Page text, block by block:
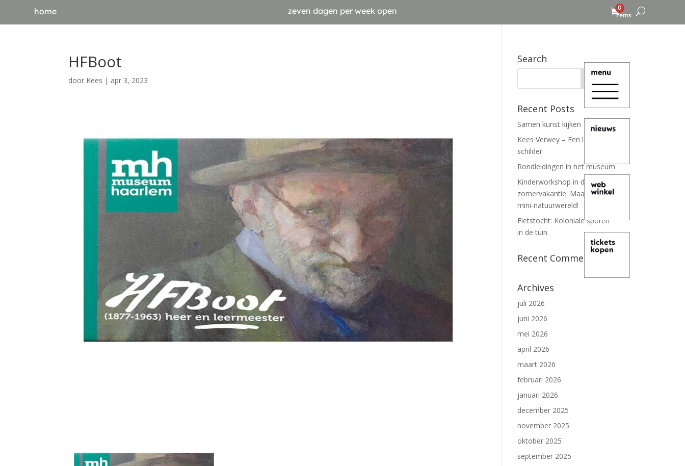
home zeven dagen per week open
0
items
HFBoot
door Kees | apr 3, 2023
Search
Recent Posts
Samen kunst kijken
Kees Verwey – Een leven lang
schilder
Rondleidingen in het museum
Kinderworkshop in de
zomervakantie: Maak je eigen
mini-natuurwereld!
Fietstocht: Koloniale sporen
in de tuin
Recent Comments
Archives
juli 2026
juni 2026
mei 2026
april 2026
maart 2026
februari 2026
januari 2026
december 2025
november 2025
oktober 2025
september 2025